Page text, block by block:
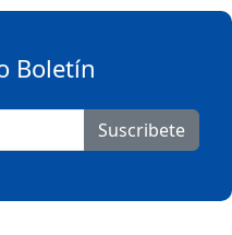
Boletín
Suscribete